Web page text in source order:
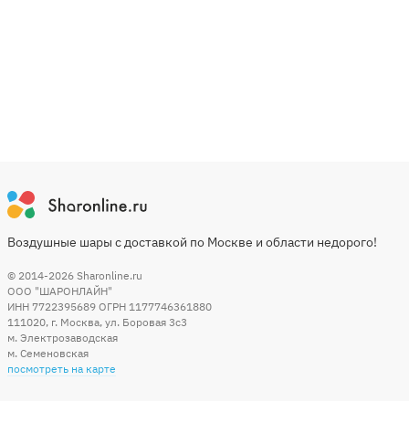
Воздушные шары с доставкой по Москве и области недорого!
© 2014-2026 Sharonline.ru
ООО "ШАРОНЛАЙН"
ИНН 7722395689 ОГРН 1177746361880
111020, г. Москва, ул. Боровая 3c3
м. Электрозаводская
м. Семеновская
посмотреть на карте